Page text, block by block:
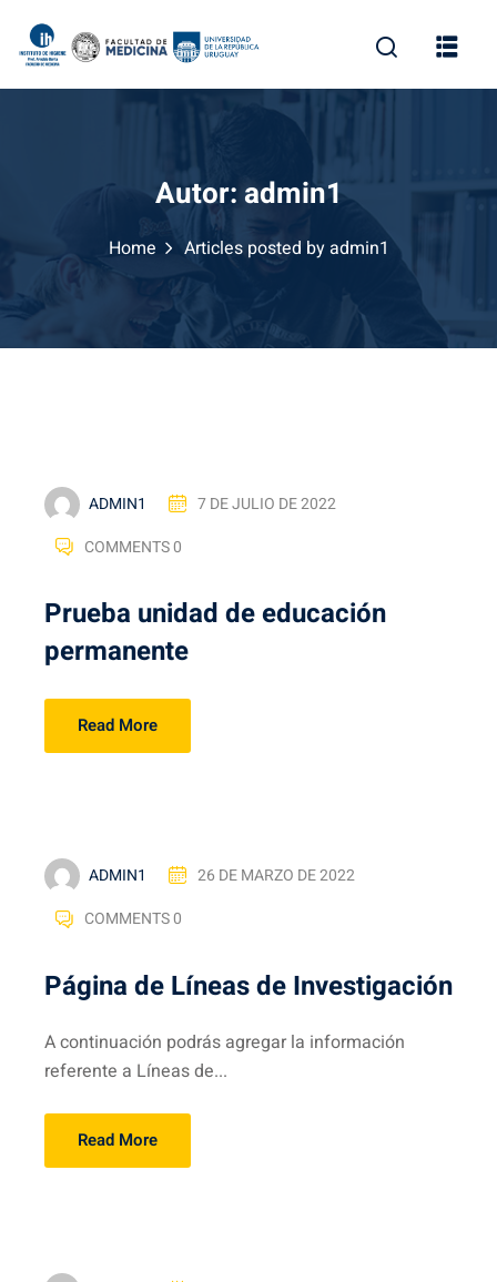
content
Autor:admin1
Home Articles posted by admin1
ADMIN1
7 DE JULIO DE 2022
COMMENTS 0
Prueba unidad de educación
permanente
Read More
ADMIN1
26 DE MARZO DE 2022
COMMENTS 0
Página de Líneas de Investigación
A continuación podrás agregar la información
referente a Líneas de...
Read More